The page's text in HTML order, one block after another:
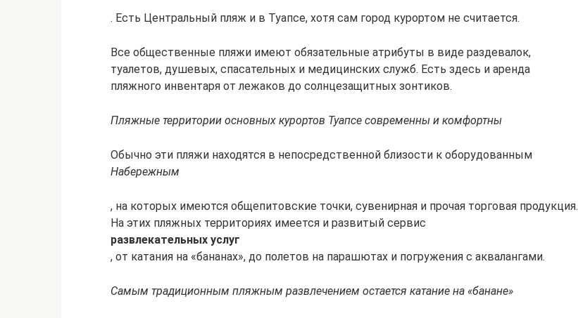
. Есть Центральный пляж и в Туапсе, хотя сам город курортом не считается.
Все общественные пляжи имеют обязательные атрибуты в виде раздевалок,
туалетов, душевых, спасательных и медицинских служб. Есть здесь и аренда
пляжного инвентаря от лежаков до солнцезащитных зонтиков.
Пляжные территории основных курортов Туапсе современны и комфортны
Обычно эти пляжи находятся в непосредственной близости к оборудованным
Набережным
, на которых имеются общепитовские точки, сувенирная и прочая торговая продукция.
На этих пляжных территориях имеется и развитый сервис
развлекательных услуг
, от катания на «бананах», до полетов на парашютах и погружения с аквалангами.
Самым традиционным пляжным развлечением остается катание на «банане»